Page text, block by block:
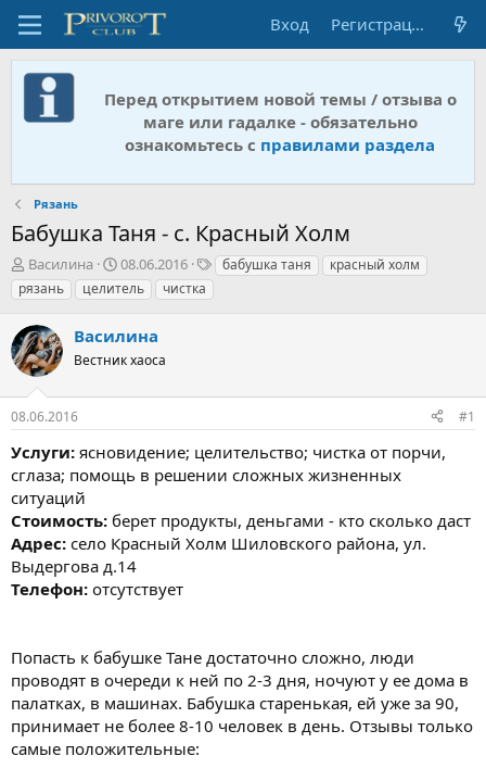
Вход Регистрация
Перед открытием новой темы / отзыва о
маге или гадалке - обязательно
ознакомьтесь с правилами раздела
Рязань
Бабушка Таня - с. Красный Холм
А
в
т
о
р
т
е
м
ы
Василина
Д
а
т
н
а
а
08.06.2016
Тбабушка таня
красный холм
рязань
целитель чистка
Василина
Вестник хаоса
08.06.2016 #1
Услуги: ясновидение; целительство; чистка от порчи,
сглаза; помощь в решении сложных жизненных
ситуаций
Стоимость: берет продукты, деньгами - кто сколько даст
Адрес: село Красный Холм Шиловского района, ул.
Выдергова д.14
Телефон: отсутствует
Попасть к бабушке Тане достаточно сложно, люди
проводят в очереди к ней по 2-3 дня, ночуют у ее дома в
палатках, в машинах. Бабушка старенькая, ей уже за 90,
принимает не более 8-10 человек в день. Отзывы только
самые положительные: